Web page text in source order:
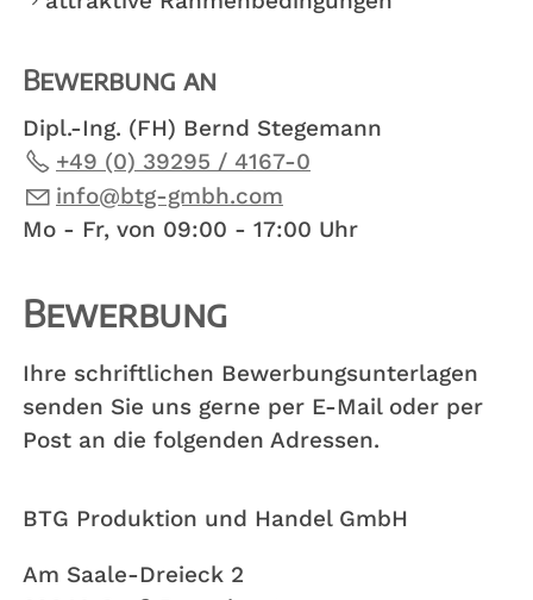
Bewerbung an
Dipl.-Ing. (FH) Bernd Stegemann
+49 (0) 39295 / 4167-0
nf
btg-gmbh c m
Mo - Fr, von 09:00 - 17:00 Uhr
Bewerbung
Ihre schriftlichen Bewerbungsunterlagen
senden Sie uns gerne per E-Mail oder per
Post an die folgenden Adressen.
BTG Produktion und Handel GmbH
Am Saale-Dreieck 2